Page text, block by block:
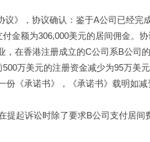
，协议确认：鉴于A公司已经完
金额为306,000美元的居间佣金。
在香港注册成立的C公司系B公司
万美元的注册资金减少为95万美
份《承诺书》，《承诺书》载明如
起诉讼时除了要求B公司支付居间